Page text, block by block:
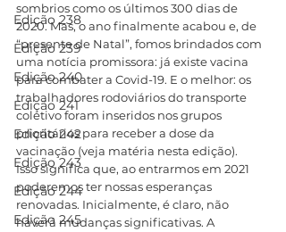
Edição 238
Edição 239
Edição 240
Edição 241
Edição 242
Edição 243
Edição 244
Edição 245
sombrios como os últimos 300 dias de
2020. Mas, o ano finalmente acabou e, de
“presente de Natal”, fomos brindados com
uma notícia promissora: já existe vacina
para combater a Covid-19. E o melhor: os
trabalhadores rodoviários do transporte
coletivo foram inseridos nos grupos
prioritários para receber a dose da
vacinação (veja matéria nesta edição).
Isso significa que, ao entrarmos em 2021
poderemos ter nossas esperanças
renovadas. Inicialmente, é claro, não
haverá mudanças significativas. A